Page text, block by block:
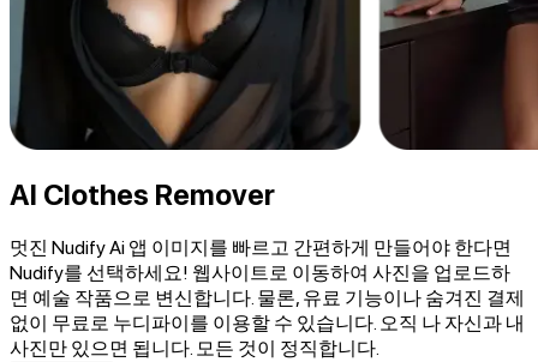
AI Clothes Remover
멋진 Nudify Ai 앱 이미지를 빠르고 간편하게 만들어야 한다면
Nudify를 선택하세요! 웹사이트로 이동하여 사진을 업로드하
면 예술 작품으로 변신합니다. 물론, 유료 기능이나 숨겨진 결제
없이 무료로 누디파이를 이용할 수 있습니다. 오직 나 자신과 내
사진만 있으면 됩니다. 모든 것이 정직합니다.